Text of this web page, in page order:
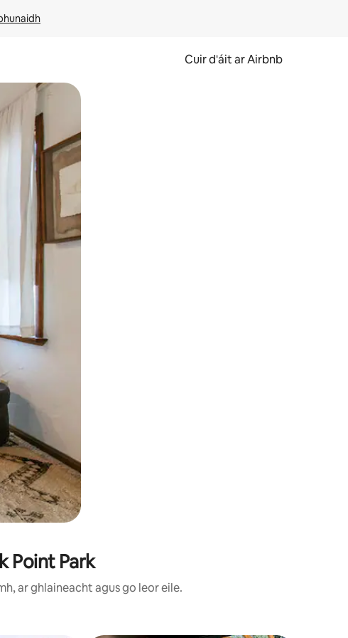
Cuir d'áit ar Airbnb
nó svaidhpeáil.
Point Park
ar ghlaineacht agus go leor eile.